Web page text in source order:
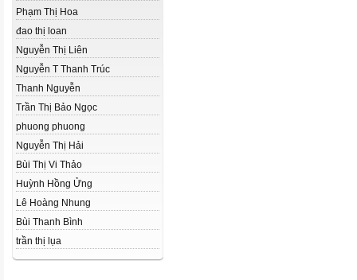
Phạm Thị Hoa
đao thị loan
Nguyễn Thị Liên
Nguyễn T Thanh Trúc
Thanh Nguyễn
Trần Thị Bảo Ngọc
phuong phuong
Nguyễn Thị Hải
Bùi Thị Vi Thảo
Huỳnh Hồng Ửng
Lê Hoàng Nhung
Bùi Thanh Bình
trần thị lụa